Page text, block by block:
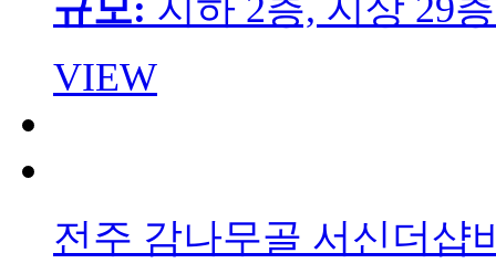
규모: 지하 2층, 지상 29
VIEW
전주 감나무골 서신더샵